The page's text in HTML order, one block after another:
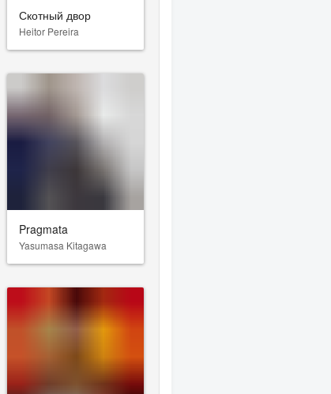
Скотный двор
Heitor Pereira
Pragmata
Yasumasa Kitagawa